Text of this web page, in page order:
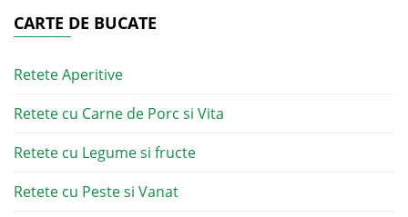
CARTE DE BUCATE
Retete Aperitive
Retete cu Carne de Porc si Vita
Retete cu Legume si fructe
Retete cu Peste si Vanat